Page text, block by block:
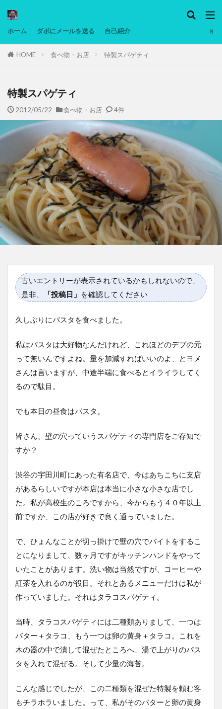
ホーム ダボにメールを送る 自己紹介
HOME 食べ物・お店 特製スパゲティ
特製スパゲティ
2012/05/22 食べ物・お店 4件
古いエントリーが表示されているかもしれないので、
是非、
「投稿日」 を確認してください
久しぶりにパスタを食べました。
私はパスタは大好物なんだけれど、これほどのデブの元
って無いんですよね。量を加減すればいいのよ、とヨメ
さんは言いますが、中途半端に食べるとイライラしてく
るので駄目。
でも本日の昼食はパスタ。
皆さん、壁の穴っていうスパゲティの専門店をご存知で
すか？
渋谷の宇田川町にあった有名店で、今はあちこちに支店
があるらしいですが本店は本当に小さな小さな店でし
た。私が高校生のころですから、今からもう４０年以上
前ですか、この店が好きで良く通っていました。
で、ひょんなことが切っ掛けで壁の穴でバイトをするこ
とになりまして、数ヶ月ですがキッチンハンドをやって
いたことがあります。洗い物は当然ですが、コーヒーや
紅茶を入れるのが役目。それとあるメニューだけは私が
作っていました。それはタラコスパゲティ。
当時、タラコスパゲティには二種類ありまして、一つは
バター＋タラコ、もう一つは卵の黄身＋タラコ。これを
木の器の中で潰して混ぜたところへ、湯で上がりのパス
タを入れて混ぜる。そして少量の海苔。
こんな感じでしたが、この二種類を混ぜた特製を頼む客
もチラホラいました。って、私がそのバターと卵の黄身
タグ
マレーシア動画
備忘録
動画 日本人村社会 脱水シート
検索